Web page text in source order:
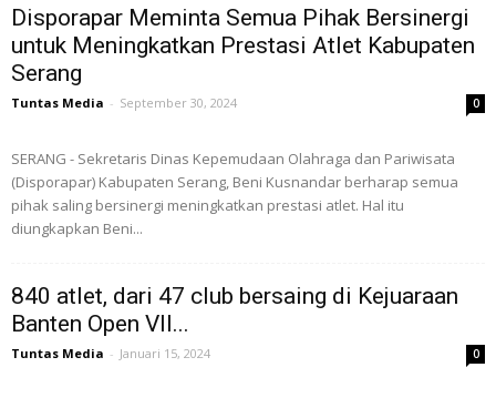
Disporapar Meminta Semua Pihak Bersinergi
untuk Meningkatkan Prestasi Atlet Kabupaten
Serang
Tuntas Media - September 30, 2024 0
SERANG - Sekretaris Dinas Kepemudaan Olahraga dan Pariwisata
(Disporapar) Kabupaten Serang, Beni Kusnandar berharap semua
pihak saling bersinergi meningkatkan prestasi atlet. Hal itu
diungkapkan Beni...
840 atlet, dari 47 club bersaing di Kejuaraan
Banten Open VII...
Tuntas Media - Januari 15, 2024 0